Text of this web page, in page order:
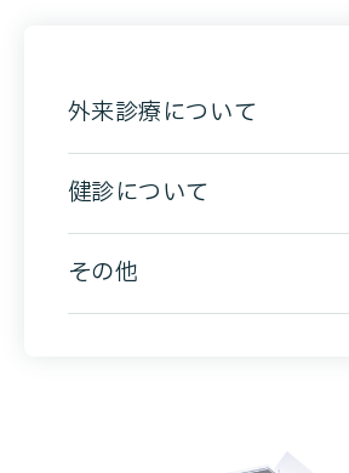
外来診療について
健診について
その他